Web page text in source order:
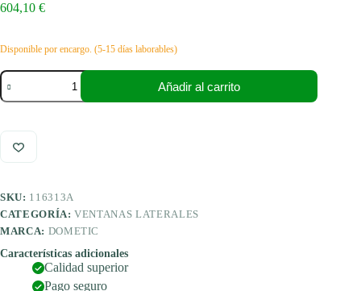
604,10 €
Disponible por encargo. (5-15 días laborables)
Dometic
S4
apertura
ventana
corredera
1000x500
Añadir al carrito
SKU: 116313A
CATEGORÍA:VENTANAS LATERALES
MARCA: DOMETIC
Características adicionales
Calidad superior
Pago seguro